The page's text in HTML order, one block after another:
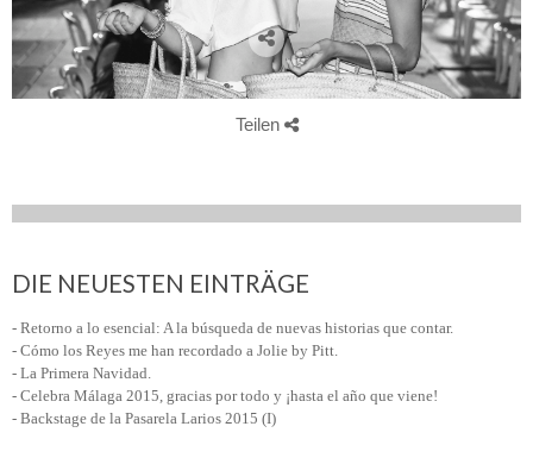
Teilen
DIE NEUESTEN EINTRÄGE
- Retorno a lo esencial: A la búsqueda de nuevas historias que contar.
- Cómo los Reyes me han recordado a Jolie by Pitt.
- La Primera Navidad.
- Celebra Málaga 2015, gracias por todo y ¡hasta el año que viene!
- Backstage de la Pasarela Larios 2015 (I)